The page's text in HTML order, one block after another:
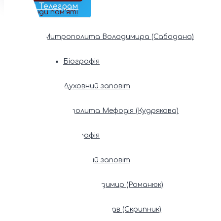
Наш Телеграм
Фонди пам’яті
Митрополита Володимира (Сабодана)
Біографія
Духовний заповіт
Митрополита Мефодія (Кудрякова)
Біографія
Духовний заповіт
Патріарх Володимир (Романюк)
Патріарх Мстислав (Скрипник)